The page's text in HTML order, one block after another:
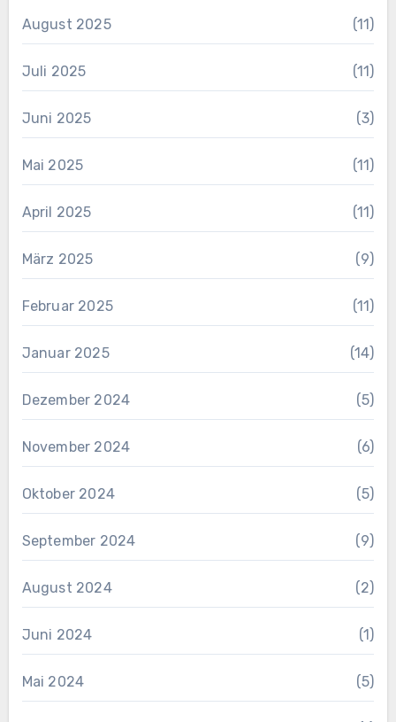
August 2025 (11)
Juli 2025 (11)
Juni 2025 (3)
Mai 2025 (11)
April 2025 (11)
März 2025 (9)
Februar 2025 (11)
Januar 2025 (14)
Dezember 2024 (5)
November 2024 (6)
Oktober 2024 (5)
September 2024 (9)
August 2024 (2)
Juni 2024 (1)
Mai 2024 (5)